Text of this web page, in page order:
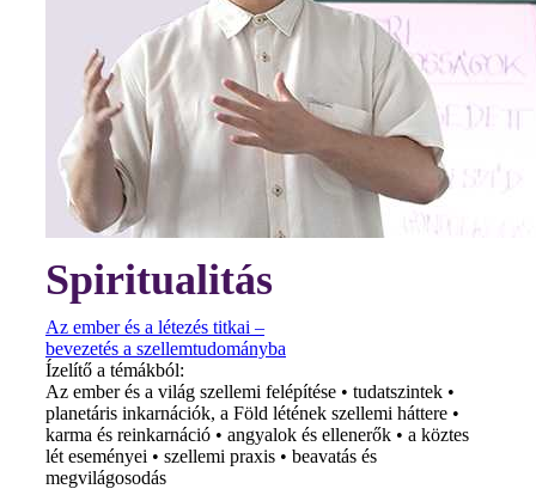
Spiritualitás
Az ember és a létezés titkai –
bevezetés a szellemtudományba
Ízelítő a témákból:
Az ember és a világ szellemi felépítése • tudatszintek •
planetáris inkarnációk, a Föld létének szellemi háttere •
karma és reinkarnáció • angyalok és ellenerők • a köztes
lét eseményei • szellemi praxis • beavatás és
megvilágosodás